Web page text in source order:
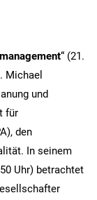
“ (21.
Michael
und
für
den
In seinem
Uhr) betrachtet